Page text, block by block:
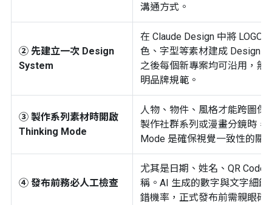
溝通方式。
② 先建立一次 Design
System
在 Claude Design 中將 LOGO
色、字型等素材建成 Design
之後每個新專案均可沿用，無
明品牌規範。
③ 製作系列素材時開啟
Thinking Mode
人物、物件、風格才能跨圖保
製作社群系列或漫畫分鏡時，
Mode 是確保視覺一致性的關
④ 發布前務必人工檢查
尤其是日期、姓名、QR Code
稱。AI 生成的數字與文字細節
錯機率，正式發布前需親眼確